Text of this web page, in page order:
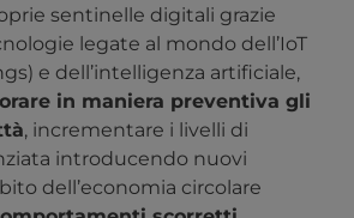
sentinelle digitali grazie
legate al mondo dell’IoT
e dell’intelligenza artificiale,
in maniera preventiva gli
, incrementare i livelli di
introducendo nuovi
dell’economia circolare